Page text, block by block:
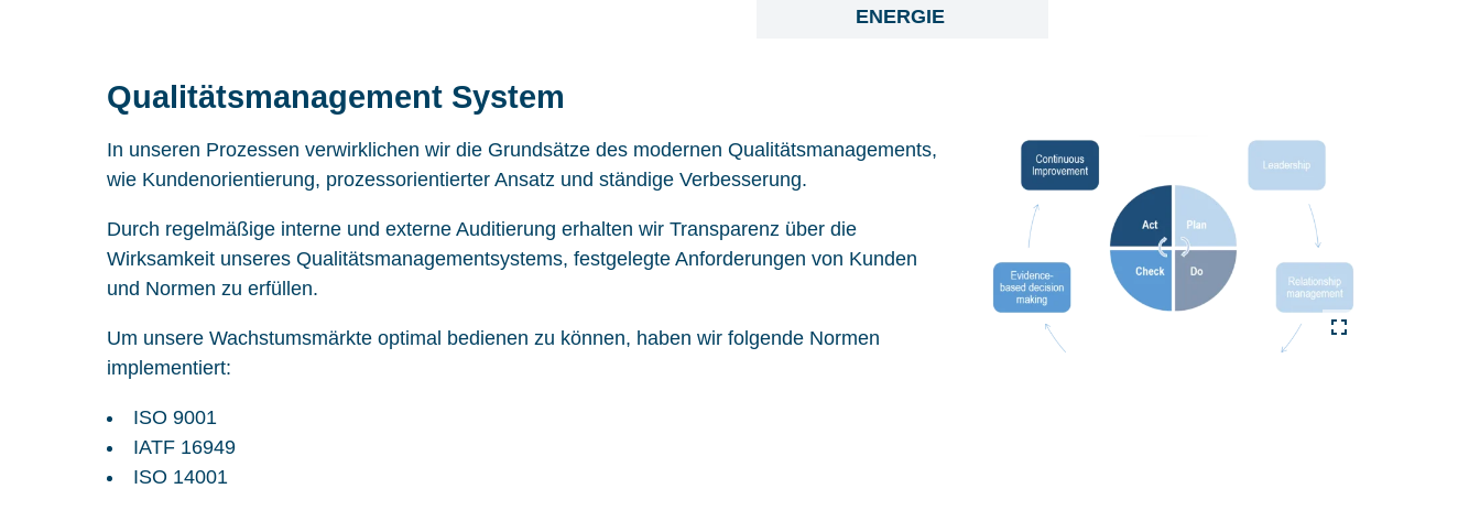
ENERGIE
Qualitätsmanagement System
In unseren Prozessen verwirklichen wir die Grundsätze des modernen Qualitätsmanagements,
wie Kundenorientierung, prozessorientierter Ansatz und ständige Verbesserung.
Durch regelmäßige interne und externe Auditierung erhalten wir Transparenz über die
Wirksamkeit unseres Qualitätsmanagementsystems, festgelegte Anforderungen von Kunden
und Normen zu erfüllen.
Um unsere Wachstumsmärkte optimal bedienen zu können, haben wir folgende Normen
implementiert:
ISO 9001
IATF 16949
ISO 14001